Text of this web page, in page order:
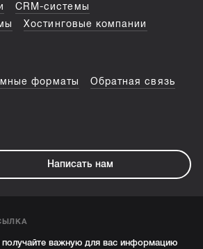
CRM-системы
Хостинговые компании
форматы
Обратная связь
Написать нам
получайте важную для вас информацию